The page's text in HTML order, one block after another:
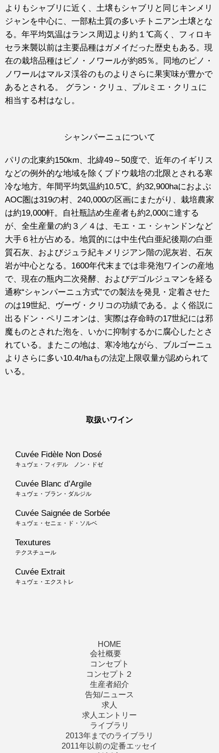
よりもシャブリに近く、土壌もシャブリと同じキンメリ
ジャンを中心に、一部粘土質の多いチトニアン土壌とな
る。年平均気温はランス周辺より約１℃高く、フィロキ
セラ来襲以前は主要品種はガメイだった歴史もある。現
在の栽培品種はピノ・ノワールが約85％。同地のピノ・
ノワールはマルヌ渓谷のものよりさらに果実味が豊かで
あるとされる。 グラン・クリュ、プルミエ・クリュに
相当する村はなし。
シャンパーニュについて
パリの北東約150km、北緯49～50度で、近年のイギリス
などの例外的な地域を除くブドウ栽培の北限とされる寒
冷な地方。年間平均気温約10.5℃。約32,900haにおよぶ
AOC圏は319の村、240,000の区画にまたがり、栽培農家
は約19,000軒。自社瓶詰め生産者も約2,000に達する
が、全生産量の約３／４は、モエ・エ・シャンドンなど
大手６社が占める。地質的には中生代白亜紀後期の白亜
質石灰、およびジュラ紀キメリジアン階の泥灰岩、石灰
岩が中心となる。1600年代末までは非発泡ワインの産地
で、現在の瓶内二次発酵、およびデゴルジュマンを経る
通称“シャンパーニュ方式”での製法を発見・定着させた
のは19世紀、ヴーヴ・クリコの功績である。よく俗説に
出るドン・ペリニオンは、実際は存命時の17世紀には邪
魔ものとされた泡を、いかに抑制するかに腐心したとさ
れている。またこの地は、寒冷地ながら、ブルゴーニュ
よりさらに多い10.4t/haもの法定上限収量が認められて
いる。
取扱いワイン
Cuvée Fidèle Non Dosé
キュヴェ・フィデル ノン・ドゼ
Cuvée Blanc d’Argile
キュヴェ・ブラン・ダルジル
Cuvée Saignée de Sorbée
キュヴェ・セニェ・ド・ソルベ
Texutures
テクスチュール
Cuvée Extrait
キュヴェ・エクストレ
HOME
会社概要
コンセプト
コンセプト２
生産者紹介
告知/ニュース
求人
求人エントリー
ライブラリ
2013年までのライブラリ
2011年以前の定番エッセイ